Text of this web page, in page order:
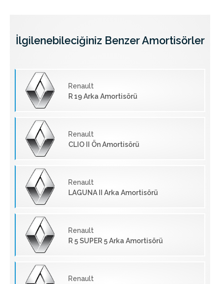
İlgilenebileciğiniz Benzer Amortisörler
Renault
R 19 Arka Amortisörü
Renault
CLIO II Ön Amortisörü
Renault
LAGUNA II Arka Amortisörü
Renault
R 5 SUPER 5 Arka Amortisörü
Renault